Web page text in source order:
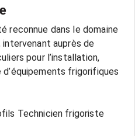
reconnue dans le domaine
auprès de
pour l’installation,
frigorifiques
Technicien frigoriste